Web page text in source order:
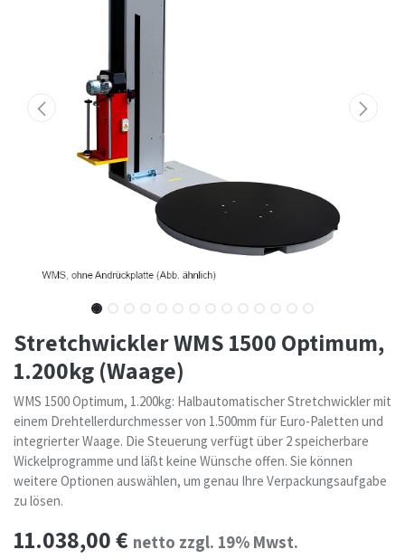
Stretchwickler WMS 1500 Optimum,
1.200kg (Waage)
WMS 1500 Optimum, 1.200kg: Halbautomatischer Stretchwickler mit
einem Drehtellerdurchmesser von 1.500mm für Euro-Paletten und
integrierter Waage. Die Steuerung verfügt über 2 speicherbare
Wickelprogramme und läßt keine Wünsche offen. Sie können
weitere Optionen auswählen, um genau Ihre Verpackungsaufgabe
zu lösen.
11.038,00€ netto zzgl. 19% Mwst.